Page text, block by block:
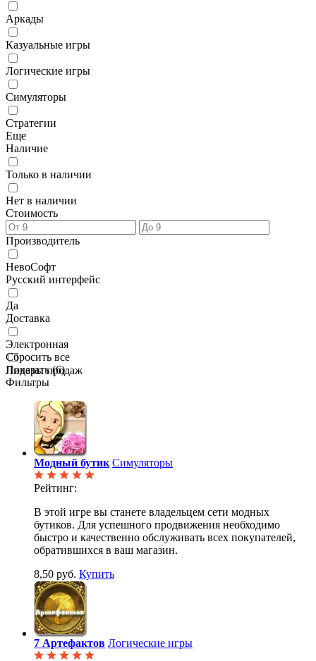
Аркады
Казуальные игры
Логические игры
Симуляторы
Стратегии
Еще
Наличие
Только в наличии
Нет в наличии
Стоимость
Производитель
НевоСофт
Русский интерфейс
Да
Доставка
Электронная
Лидеры продаж
Сбросить все
Показать (6)
Фильтры
Модный бутик Симуляторы
Рейтинг:
В этой игре вы станете владельцем сети модных
бутиков. Для успешного продвижения необходимо
быстро и качественно обслуживать всех покупателей,
обратившихся в ваш магазин.
8,50 руб. Купить
7 Артефактов Логические игры